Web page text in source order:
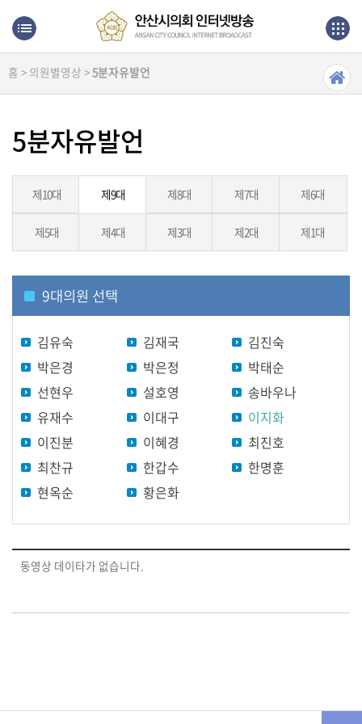
본문으로 바로가기
메인메뉴 바로가기
생
방
본
회
의
상
임
위
원
회
의
원
별
영
홍
보
상
영
홈 > 의원별영상 >5분자유발언
5분자유발언
제10대 제9대 제8대 제7대 제6대
제5대 제4대 제3대 제2대 제1대
9대의원 선택
김유숙 김재국
김진숙
박은경
박은정
박태순
선현우
설호영
송바우나
유재수
이대구
이지화
이진분
이혜경
최진호
최찬규
한갑수
한명훈
현옥순
황은화
동영상 데이타가 없습니다.